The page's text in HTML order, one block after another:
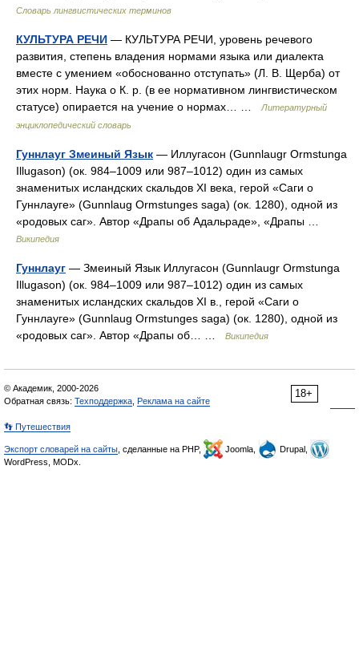
Словарь лингвистических терминов
КУЛЬТУРА РЕЧИ — КУЛЬТУРА РЕЧИ, уровень речевого
развития, степень владения нормами языка или диалекта
вместе с умением «обоснованно отступать» (Л. В. Щерба) от
этих норм. Наука о К. р. (в ее нормативном лингвистическом
статусе) опирается на учение о нормах… …
Литературный
энциклопедический словарь
Гуннлауг Змеиный Язык — Иллугасон (Gunnlaugr Ormstunga
Illugason) (ок. 984–1009 или 987–1012) один из самых
знаменитых исландских скальдов XI века, герой «Саги о
Гуннлауге» (Gunnlaug Ormstunges saga) (ок. 1280), одной из
«родовых саг». Автор «Драпы об Адальраде», «Драпы …
Википедия
Гуннлауг — Змеиный Язык Иллугасон (Gunnlaugr Ormstunga
Illugason) (ок. 984–1009 или 987–1012) один из самых
знаменитых исландских скальдов XI в., герой «Саги о
Гуннлауге» (Gunnlaug Ormstunges saga) (ок. 1280), одной из
«родовых саг». Автор «Драпы об… …
Википедия
18+
© Академик, 2000-2026
Обратная связь: Техподдержка Реклама на сайте
👣 Путешествия
Экспорт словарей на сайты , сделанные на PHP, Joomla,
Drupal,
WordPress, MODx.